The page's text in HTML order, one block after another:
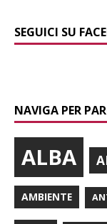
SEGUICI SU
NAVIGA PER
ALBA
AMBIENTE